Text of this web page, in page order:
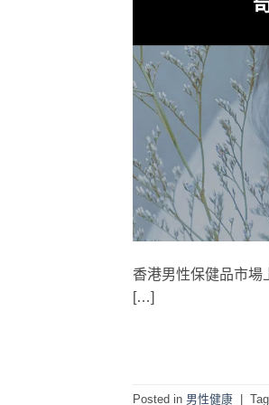
香港男性保健品市場
[…]
Posted in 男性健康